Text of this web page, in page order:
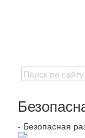
- Безопасная